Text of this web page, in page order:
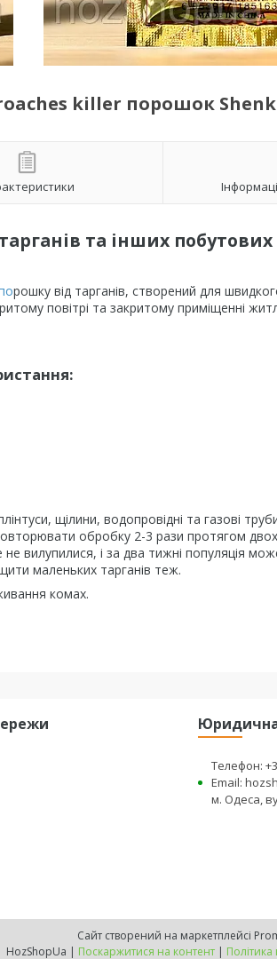
killer порошок
та інших
рошку від тарганів, створений для
повітрі та закритому приміщенні
щілини, водопровідні та газові
повторювати обробку 2-3 рази протягом
вилупилися, і за два тижні популяція
маленьких тарганів теж.
комах.
Телефон:
Email:
м. Одеса,
Сайт створений на маркетплейсі
HozShopUa | Поскаржитися на контент | Політика